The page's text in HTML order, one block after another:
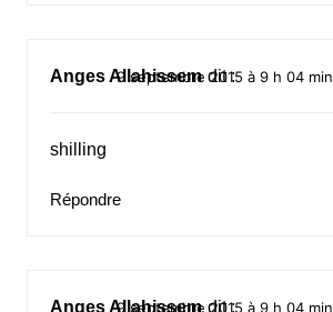
Anges Allahissem dit :
9 septembre 2015 à 9 h 04 min
shilling
Répondre
Anges Allahissem dit :
9 septembre 2015 à 9 h 04 min